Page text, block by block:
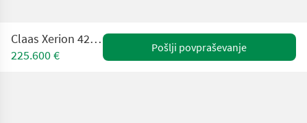
Claas Xerion 4200 (Stage V)
225.600 €
Pošlji povpraševanje